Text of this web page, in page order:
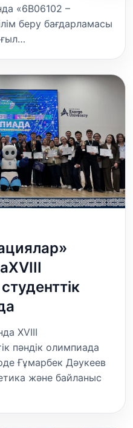
«6В06102 –
беру бағдарламасы
XVIII
пәндік олимпиада
Ғұмарбек Дәукеев
және байланыс